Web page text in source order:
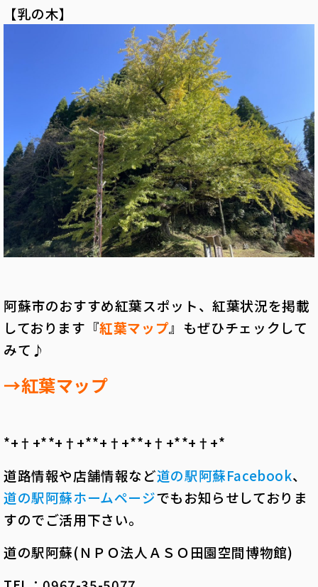
【乳の木】
阿蘇市のおすすめ紅葉スポット、紅葉状況を掲載
しております『紅葉マップ』もぜひチェックして
みて♪
→紅葉マップ
*+†+*――*+†+*――*+†+*――*+†+*――*+†+*――
道路情報や店舗情報など道の駅阿蘇Facebook、
道の駅阿蘇ホームページでもお知らせしておりま
すのでご活用下さい。
道の駅阿蘇(ＮＰＯ法人ＡＳＯ田園空間博物館)